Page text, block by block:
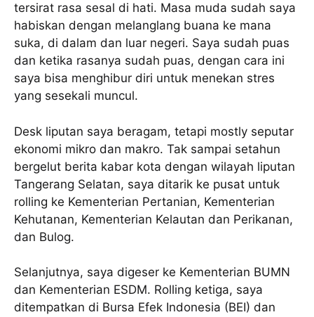
tersirat rasa sesal di hati. Masa muda sudah saya
habiskan dengan melanglang buana ke mana
suka, di dalam dan luar negeri. Saya sudah puas
dan ketika rasanya sudah puas, dengan cara ini
saya bisa menghibur diri untuk menekan stres
yang sesekali muncul.
Desk liputan saya beragam, tetapi mostly seputar
ekonomi mikro dan makro. Tak sampai setahun
bergelut berita kabar kota dengan wilayah liputan
Tangerang Selatan, saya ditarik ke pusat untuk
rolling ke Kementerian Pertanian, Kementerian
Kehutanan, Kementerian Kelautan dan Perikanan,
dan Bulog.
Selanjutnya, saya digeser ke Kementerian BUMN
dan Kementerian ESDM. Rolling ketiga, saya
ditempatkan di Bursa Efek Indonesia (BEI) dan